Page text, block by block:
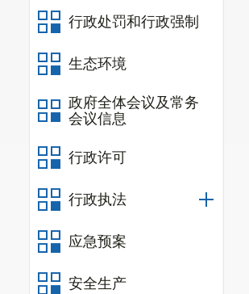
行政处罚和行政强制
生态环境
政府全体会议及常务
会议信息
行政许可
行政执法
应急预案
安全生产